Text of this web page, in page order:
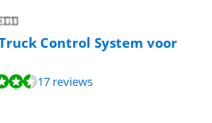
Control System voor
op 17 reviews.
17 reviews